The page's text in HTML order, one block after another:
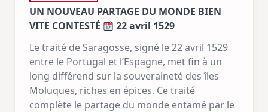
UN NOUVEAU PARTAGE DU MONDE BIEN
VITE CONTESTÉ
22 avril 1529
Le traité de Saragosse, signé le 22 avril 1529
entre le Portugal et l’Espagne, met fin à un
long différend sur la souveraineté des îles
Moluques, riches en épices. Ce traité
complète le partage du monde entamé par le